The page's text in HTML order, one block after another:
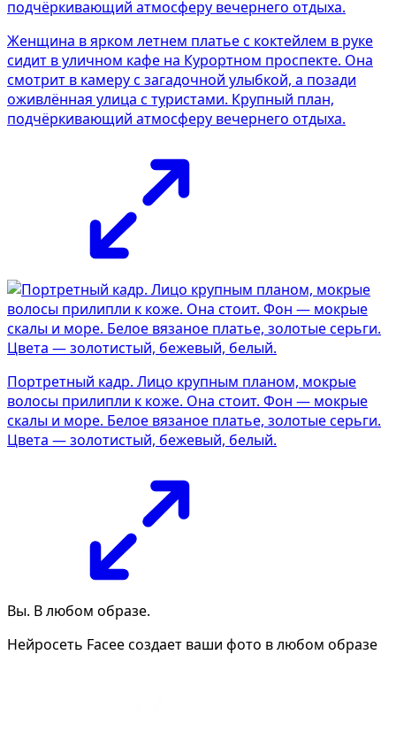
Женщина в ярком летнем платье с коктейлем в руке
сидит в уличном кафе на Курортном проспекте. Она
смотрит в камеру с загадочной улыбкой, а позади
оживлённая улица с туристами. Крупный план,
подчёркивающий атмосферу вечернего отдыха.
Портретный кадр. Лицо крупным планом, мокрые
волосы прилипли к коже. Она стоит. Фон — мокрые
скалы и море. Белое вязаное платье, золотые серьги.
Цвета — золотистый, бежевый, белый.
Вы. В любом образе.
Нейросеть Facee создает ваши фото в любом образе